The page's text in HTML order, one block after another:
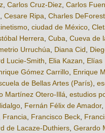
, Carlos Cruz-Diez, Carlos
, Cesare Ripa, Charles
, ciudad de México,
Herrera, Cuba, Cueva de
Urruchúa, Diana Cid,
Lucie-Smith, Elia Kazan, Elías
Gómez Carrillo, Enrique
de Bellas Artes (París),
Martínez Otero-Illá, estudios
, Fernán Félix de Amador,
Francia, Francisco Beck,
de Lacaze-Duthiers, Gerardo